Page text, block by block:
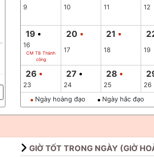
9 10 11 12
19
16
CM T8 Thành
công
20
17
21
18 19
26
23
27
24
28
25 26
Ngày hoàng đạo
Ngày hắc đạo
GIỜ TỐT TRONG NGÀY (GIỜ